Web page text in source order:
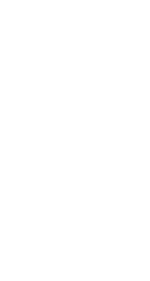
Rävala pst 8-